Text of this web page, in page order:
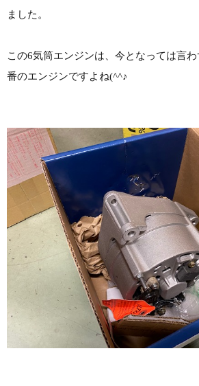
ました。
この6気筒エンジンは、今となっては言
番のエンジンですよね(^^♪